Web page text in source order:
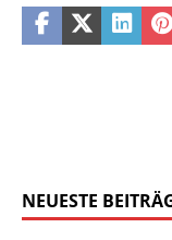
NEUESTE